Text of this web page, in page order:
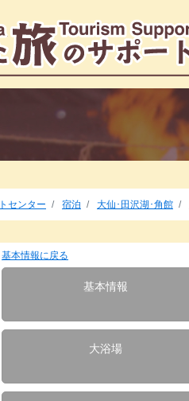
センター 宿泊 大仙･田沢湖･角館
基本情報に戻る
基本情報
大浴場